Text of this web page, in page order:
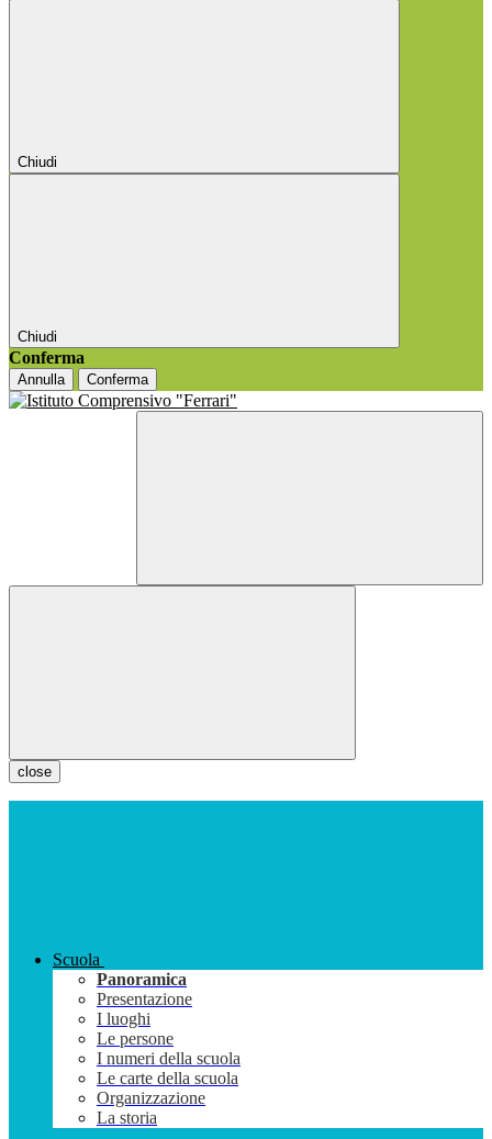
Chiudi
Chiudi
Conferma
Annulla Conferma
close
Scuola
Panoramica
Presentazione
I luoghi
Le persone
I numeri della scuola
Le carte della scuola
Organizzazione
La storia